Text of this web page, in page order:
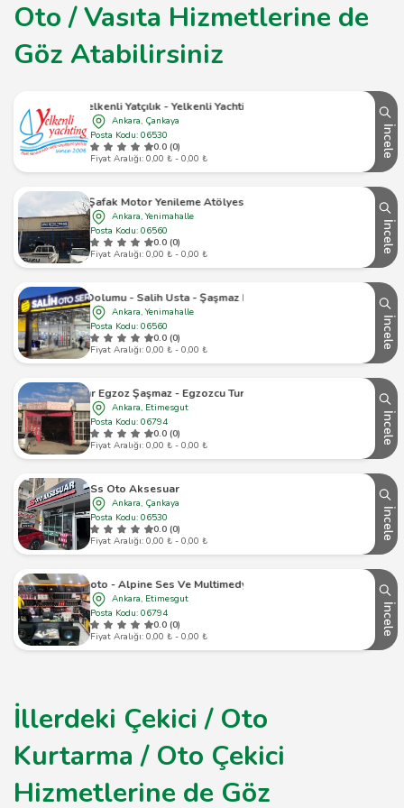
Oto / Vasıta Hizmetlerine de
Göz Atabilirsiniz
Yelkenli Yatçılık - Yelkenli Yachting
Ankara, Çankaya
Posta Kodu: 06530
0.0 (0)
Fiyat Aralığı: 0,00 ₺ - 0,00 ₺
İncele
Şafak Motor Yenileme Atölyesi
Ankara, Yenimahalle
Posta Kodu: 06560
0.0 (0)
Fiyat Aralığı: 0,00 ₺ - 0,00 ₺
İncele
Gazı Dolumu - Salih Usta - Şaşmaz Klima Gazı Bakımı Ve Tamiri
Ankara, Yenimahalle
Posta Kodu: 06560
0.0 (0)
Fiyat Aralığı: 0,00 ₺ - 0,00 ₺
İncele
Çopur Egzoz Şaşmaz - Egzozcu Turgay Usta
Ankara, Etimesgut
Posta Kodu: 06794
0.0 (0)
Fiyat Aralığı: 0,00 ₺ - 0,00 ₺
İncele
Ss Oto Aksesuar
Ankara, Çankaya
Posta Kodu: 06530
0.0 (0)
Fiyat Aralığı: 0,00 ₺ - 0,00 ₺
İncele
Hangaroto - Alpine Ses Ve Multimedya Sistemleri
Ankara, Etimesgut
Posta Kodu: 06794
0.0 (0)
Fiyat Aralığı: 0,00 ₺ - 0,00 ₺
İncele
İllerdeki Çekici / Oto
Kurtarma / Oto Çekici
Hizmetlerine de Göz